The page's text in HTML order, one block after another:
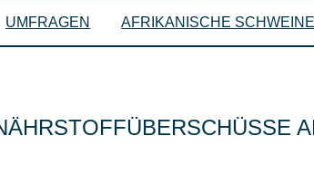
UMFRAGEN AFRIKANISCHE